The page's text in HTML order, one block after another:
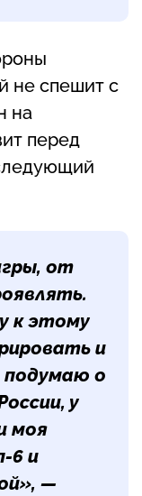
не спешит с
на
перед
от
к этому
и
подумаю о
у
моя
6 и
—